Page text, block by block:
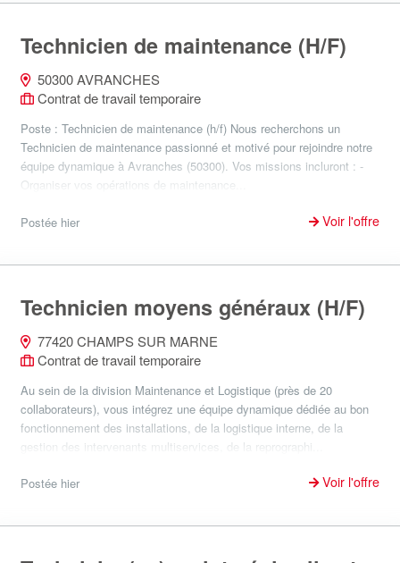
Technicien de maintenance (H/F)
50300 AVRANCHES
Contrat de travail temporaire
Poste : Technicien de maintenance (h/f) Nous recherchons un
Technicien de maintenance passionné et motivé pour rejoindre notre
équipe dynamique à Avranches (50300). Vos missions incluront : -
Organiser vos opérations de maintenance...
Postée hier Voir l'offre
Technicien moyens généraux (H/F)
77420 CHAMPS SUR MARNE
Contrat de travail temporaire
Au sein de la division Maintenance et Logistique (près de 20
collaborateurs), vous intégrez une équipe dynamique dédiée au bon
fonctionnement des installations, de la logistique interne, de la
gestion des intervenants multiservices, de la reprographi...
Postée hier Voir l'offre